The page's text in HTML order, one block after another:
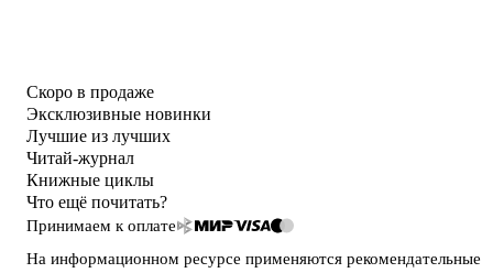
Скоро в продаже
Эксклюзивные новинки
Лучшие из лучших
Читай-журнал
Книжные циклы
Что ещё почитать?
Принимаем к оплате
На информационном ресурсе применяются рекомендательные